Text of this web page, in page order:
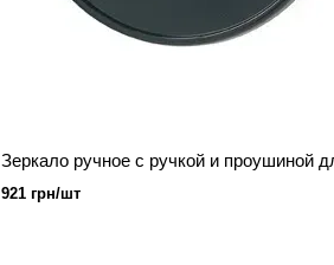
921 грн/шт